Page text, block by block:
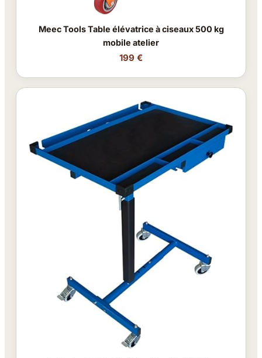
Meec Tools Table élévatrice à ciseaux 500 kg
mobile atelier
199 €